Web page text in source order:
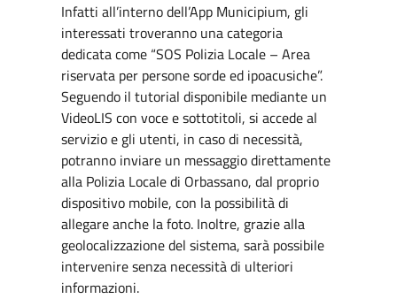
Infatti all’interno dell’App Municipium, gli
interessati troveranno una categoria
dedicata come “SOS Polizia Locale – Area
riservata per persone sorde ed ipoacusiche”.
Seguendo il tutorial disponibile mediante un
VideoLIS con voce e sottotitoli, si accede al
servizio e gli utenti, in caso di necessità,
potranno inviare un messaggio direttamente
alla Polizia Locale di Orbassano, dal proprio
dispositivo mobile, con la possibilità di
allegare anche la foto. Inoltre, grazie alla
geolocalizzazione del sistema, sarà possibile
intervenire senza necessità di ulteriori
informazioni.